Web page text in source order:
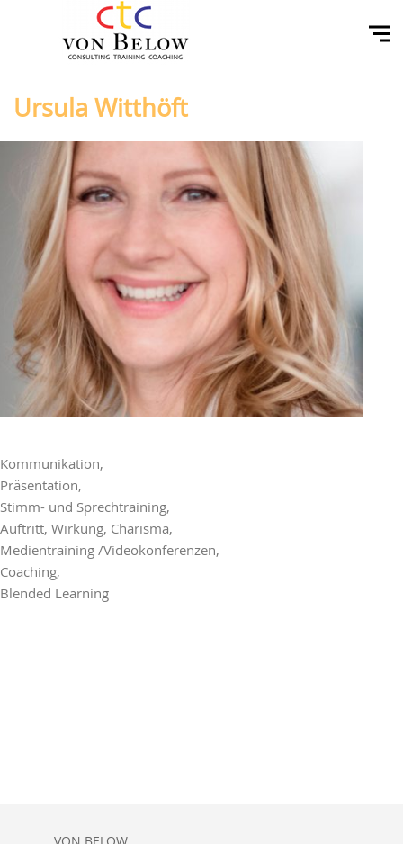
Ursula Witthöft
Kommunikation,
Präsentation,
Stimm- und Sprechtraining,
Auftritt, Wirkung, Charisma,
Medientraining /Videokonferenzen,
Coaching,
Blended Learning
VON BELOW